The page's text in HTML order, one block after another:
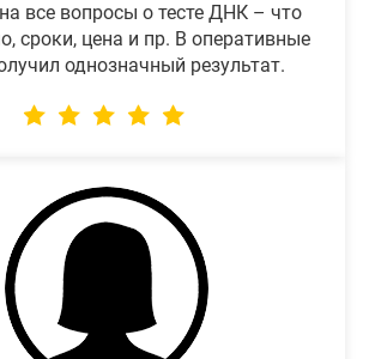
все вопросы о тесте ДНК – что
сроки, цена и пр. В оперативные
однозначный результат.